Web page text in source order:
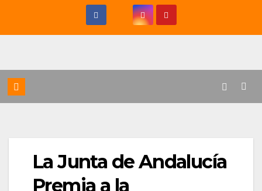
La Junta de Andalucía
Premia a la